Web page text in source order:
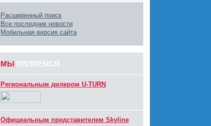
Расширенный поиск
Все последние новости
Мобильная версия сайта
МЫ ЯВЛЯЕМСЯ
Региональным дилером U-TURN
Официальным представителем Skyline